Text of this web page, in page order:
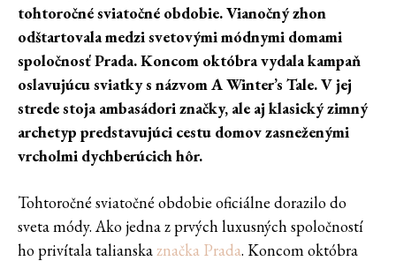
tohtoročné sviatočné obdobie. Vianočný zhon
odštartovala medzi svetovými módnymi domami
spoločnosť Prada. Koncom októbra vydala kampaň
oslavujúcu sviatky s názvom A Winter’s Tale. V jej
strede stoja ambasádori značky, ale aj klasický zimný
archetyp predstavujúci cestu domov zasneženými
vrcholmi dychberúcich hôr.
Tohtoročné sviatočné obdobie oficiálne dorazilo do
sveta módy. Ako jedna z prvých luxusných spoločností
ho privítala talianskaznačka Prada. Koncom októbra